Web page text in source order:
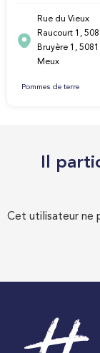
Rue du Vieux
Raucourt 1,
Bruyère 1, 5081
Meux
Pommes de terre
Il
Cet utilisateur ne